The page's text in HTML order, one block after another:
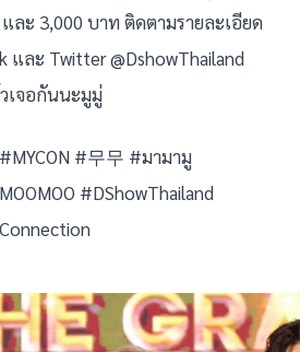
ละ 3,000 บาท ติดตามรายละเอียด
และ Twitter @DshowThailand
เจอกันนะมูมู่
#무무 #มามามู
#DShowThailand